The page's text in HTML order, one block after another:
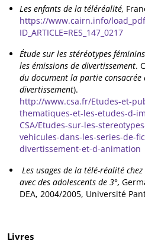
Les enfants de la téléréalité,
https://www.cairn.info/
ID_ARTICLE=RES_147_0217
Étude sur les stéréotypes
les émissions de divertissement.
du document la partie consacrée
divertissement).
http://www.csa.fr/Etudes-et-
thematiques-et-les-etudes-d-
CSA/Etudes-sur-les-
vehicules-dans-les-series-de-
divertissement-et-d-animation
Les usages de la télé-réalité
avec des adolescents de 3°,
DEA, 2004/2005, Université
Livres